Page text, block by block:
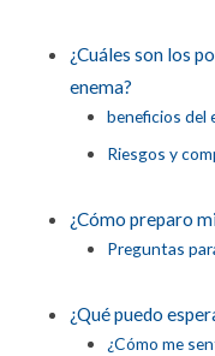
¿Cuáles son los
enema?
beneficios del
Riesgos y
¿Cómo preparo
Preguntas
¿Qué puedo
¿Cómo me